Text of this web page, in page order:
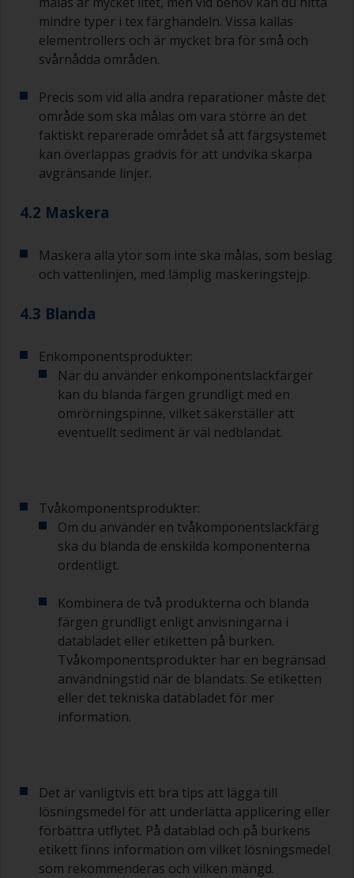
grundmålning är mindre kritisk än de som
används för applicering av lackgrundfärg eller
lackfärg.
penseln i 45 graders vinkel mot ytan.
För att rengöra penslar, häll upp lite förtunning i
en lämplig behållare så att du kan göra rent dem
om dess borst börjar täppas till på grund av
härdad eller förtjockad färg.
Andra användbara tips:
är den antingen för tunn eller så använder du för
mycket.
Undvik att använda färg direkt från burken
eftersom det ökar risken för kontaminering och
av lösningsmedel. Häll i stället uppvad du
förväntar dig att använda på 30 minuter i en
separat behållare.
Gamla syltburkar eller torra, rena plåtburkar kan
vara användbara för blandning av färg.
När du applicerar grundfärg med bottenfärg
måste du se till att intervalltiden mellan slutet av
appliceringen av epoxigrundfärgen och det
första skiktet bottenfärg inte är längre än vad
gäller särskilt för epoxibaserade grundfärger.
Om du missar det här intervallet måste du
antingen slipa grundfärgen eller applicera ett till
skikt och se till att du inte missar
övermålningsintervallet vid detta andra försök.
Om något av de applicerade skikten börjar rinna
(eller innehåller kontamineringar) som du
slippapper riskerar du att avlägsna för mycket av
produkten och/eller slipa ner till underlaget.
mindre typer i tex färghandeln. Vissa kallas
elementrollers och är mycket bra för små och
svårnådda områden.
Precis som vid alla andra reparationer måste det
område som ska målas om vara större än det
faktiskt reparerade området så att färgsystemet
kan överlappas gradvis för att undvika skarpa
avgränsande linjer.
4.2 Maskera
Maskera alla ytor som inte ska målas, som beslag
och vattenlinjen, med lämplig maskeringstejp.
4.3 Blanda
Enkomponentsprodukter:
När du använder enkomponentslackfärger
kan du blanda färgen grundligt med en
omrörningspinne, vilket säkerställer att
eventuellt sediment är väl nedblandat.
Tvåkomponentsprodukter:
Om du använder en tvåkomponentslackfärg
ska du blanda de enskilda komponenterna
ordentligt.
Kombinera de två produkterna och blanda
färgen grundligt enligt anvisningarna i
databladet eller etiketten på burken.
Tvåkomponentsprodukter har en begränsad
användningstid när de blandats. Se etiketten
eller det tekniska databladet för mer
information.
Det är vanligtvis ett bra tips att lägga till
lösningsmedel för att underlätta applicering eller
förbättra utflytet. På datablad och på burkens
etikett finns information om vilket lösningsmedel
som rekommenderas och vilken mängd.